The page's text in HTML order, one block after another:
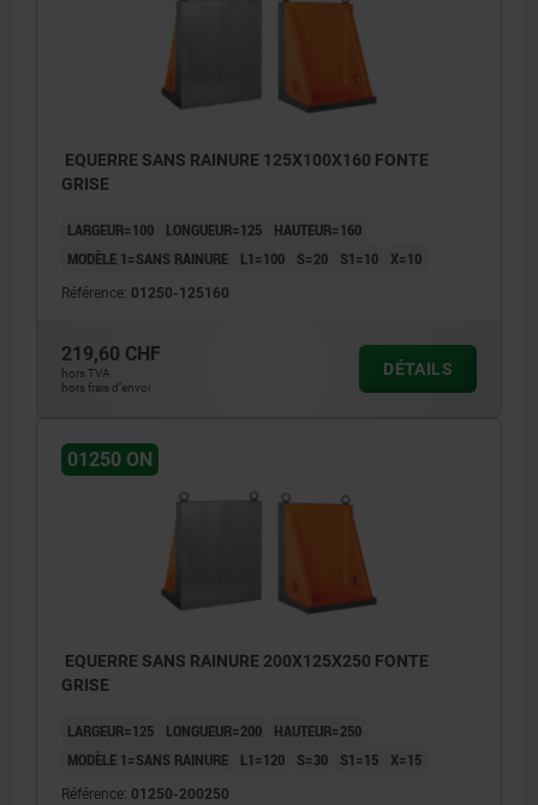
EQUERRE SANS RAINURE 125X100X160 FONTE
GRISE
LARGEUR=100 LONGUEUR=125
HAUTEUR=160
MODÈLE 1=SANS RAINURE
L1=100 S=20 S1=10 X=10
Référence: 01250-125160
219,60 CHF
hors TVA
hors frais d’envoi
DÉTAILS
01250 ON
EQUERRE SANS RAINURE 200X125X250 FONTE
GRISE
LARGEUR=125 LONGUEUR=200
HAUTEUR=250
MODÈLE 1=SANS RAINURE
L1=120 S=30 S1=15 X=15
Référence: 01250-200250